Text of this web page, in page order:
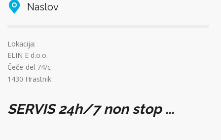
Naslov
Lokacija:
ELIN E d.o.o.
Čeče-del 74/c
1430 Hrastnik
SERVIS 24h/7 non stop ...